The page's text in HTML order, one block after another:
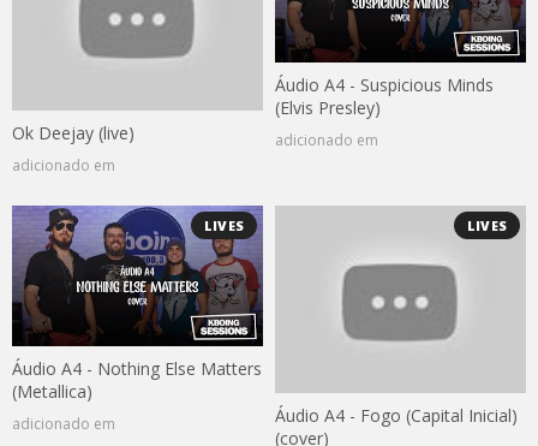
Ok Deejay (live)
adicionado em
Áudio A4 - Suspicious Minds
(Elvis Presley)
adicionado em
LIVES
Áudio A4 - Nothing Else Matters
(Metallica)
adicionado em
LIVES
Áudio A4 - Fogo (Capital Inicial)
(cover)